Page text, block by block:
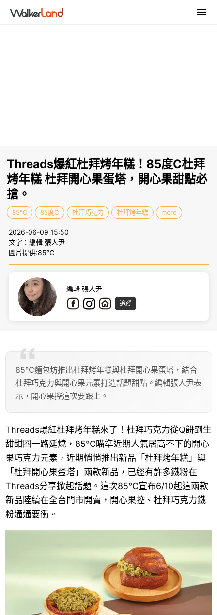
Threads爆紅杜拜烤年糕！85度C杜拜
烤年糕 杜拜開心果蛋塔，開心果甜點必
搶。
85℃ 85度C 杜拜巧克力 杜拜烤年糕 more
2026-06-09 15:50
文字：編輯 張人尹
圖片提供:85℃
編輯 張人尹
追蹤
85℃麵包坊推出杜拜烤年糕與杜拜開心果蛋塔，結合
杜拜巧克力與開心果元素打造話題甜點。編輯張人尹表
示，開心果控這次要跟上。
Threads爆紅杜拜烤年糕來了！杜拜巧克力從Q餅到生
甜甜圈一路延燒，85℃瞄準近期人氣居高不下的開心
果巧克力元素，近期悄悄推出新品「杜拜烤年糕」與
「杜拜開心果蛋塔」兩款新品，已經有許多鐵粉在
Threads分享掀起話題。這次85℃宣布6/10起這兩款
新品陸續在全台門市開賣，開心果控、杜拜巧克力鐵
粉通通要衝。